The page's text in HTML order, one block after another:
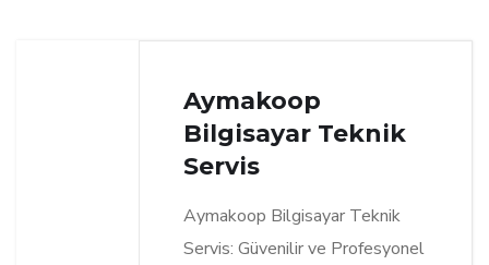
Aymakoop
Bilgisayar Teknik
Servis
Aymakoop Bilgisayar Teknik
Servis: Güvenilir ve Profesyonel